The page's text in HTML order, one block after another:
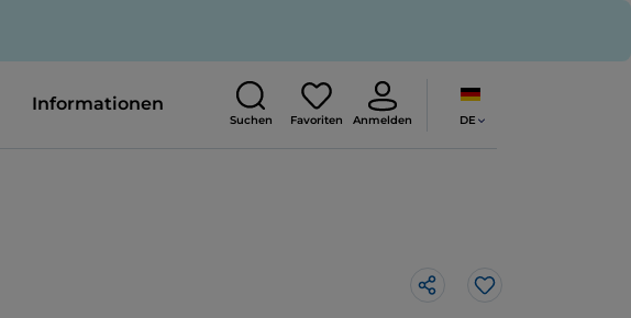
Informationen
Suchen Favoriten Anmelden DE
Like